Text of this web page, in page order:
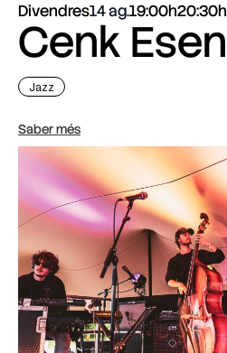
Divendres14 ag.19:00h20:30h
Cenk Esen
Jazz
Saber més